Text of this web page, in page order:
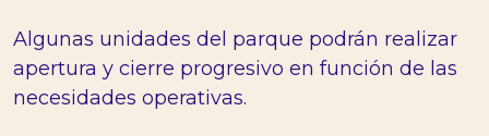
Algunas unidades del parque podrán realizar
apertura y cierre progresivo en función de las
necesidades operativas.